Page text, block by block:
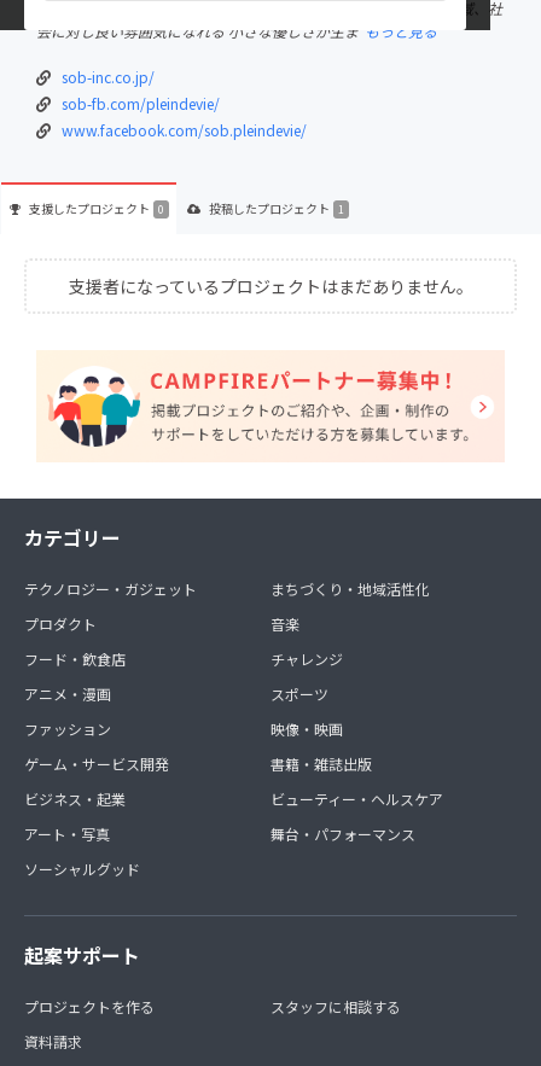
求します。 ほんの少しの美意識の違いから生まれる価値観で、地域、社
会に対し良い雰囲気になれる 小さな優しさが生ま もっと見る
sob-inc.co.jp/
sob-fb.com/pleindevie/
www.facebook.com/sob.pleindevie/
支援したプロジェクト 0 投稿したプロジェクト 1
支援者になっているプロジェクトはまだありません。
カテゴリー
テクノロジー・ガジェット
プロダクト
フード・飲食店
アニメ・漫画
ファッション
ゲーム・サービス開発
ビジネス・起業
アート・写真
ソーシャルグッド
まちづくり・地域活性化
音楽
チャレンジ
スポーツ
映像・映画
書籍・雑誌出版
ビューティー・ヘルスケア
舞台・パフォーマンス
起案サポート
プロジェクトを作る
資料請求
スタッフに相談する